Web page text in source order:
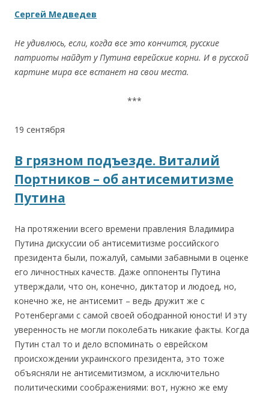
Сергей Медведев
Не удивлюсь, если, когда все это кончится, русские
патриоты найдут у Путина еврейские корни. И в русской
картине мира все встанет на свои места.
***
19 сентября
В грязном подъезде. Виталий
Портников – об антисемитизме
Путина
На протяжении всего времени правления Владимира
Путина дискуссии об антисемитизме российского
президента были, пожалуй, самыми забавными в оценке
его личностных качеств. Даже оппоненты Путина
утверждали, что он, конечно, диктатор и людоед, но,
конечно же, не антисемит – ведь дружит же с
Ротенбергами с самой своей ободранной юности! И эту
уверенность не могли поколебать никакие факты. Когда
Путин стал то и дело вспоминать о еврейском
происхождении украинского президента, это тоже
объясняли не антисемитизмом, а исключительно
политическими соображениями: вот, нужно же ему